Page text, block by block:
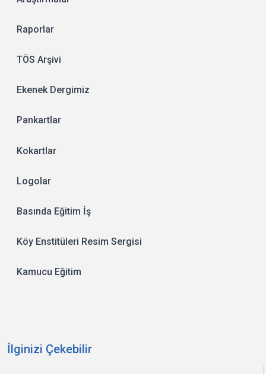
Raporlar
TÖS Arşivi
Ekenek Dergimiz
Pankartlar
Kokartlar
Logolar
Basında Eğitim İş
Köy Enstitüleri Resim Sergisi
Kamucu Eğitim
İlginizi Çekebilir